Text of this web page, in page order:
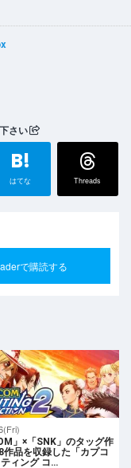
さい
B!
はてな Threads
で購読する
」×「SNK」のタッグ作
作品を収録した「カプコ
ィング コ…